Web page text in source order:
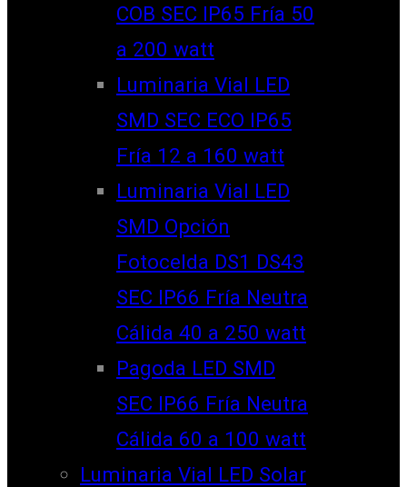
COB SEC IP65 Fría 50
a 200 watt
Luminaria Vial LED
SMD SEC ECO IP65
Fría 12 a 160 watt
Luminaria Vial LED
SMD Opción
Fotocelda DS1 DS43
SEC IP66 Fría Neutra
Cálida 40 a 250 watt
Pagoda LED SMD
SEC IP66 Fría Neutra
Cálida 60 a 100 watt
Luminaria Vial LED Solar